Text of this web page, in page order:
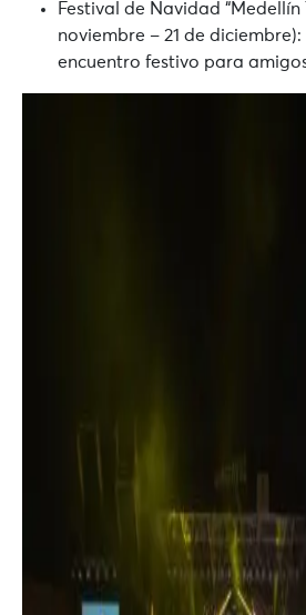
Festival de Navidad “Medellín
noviembre – 21 de diciembre):
encuentro festivo para